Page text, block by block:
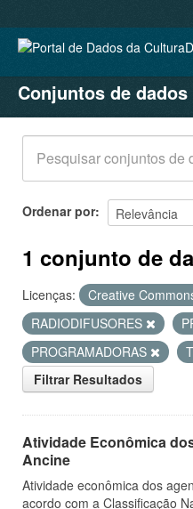
CONJUNTOS DE DADOS
ORGANIZAÇÕES
GRUPOS
SOBRE
Conjuntos de dados
Ordenar por
1 conjunto de
Licenças: Creative
RADIODIFUSORES
PROGRAMADORAS
Filtrar Resultados
Atividade Econômica
Ancine
Atividade econômica dos
acordo com a Classificação